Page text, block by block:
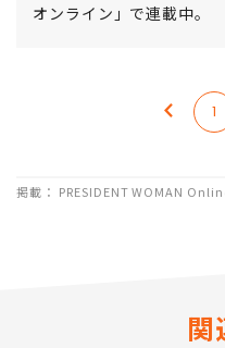
オンライン」で連載中。
1
掲載： PRESIDENT WOMAN
関